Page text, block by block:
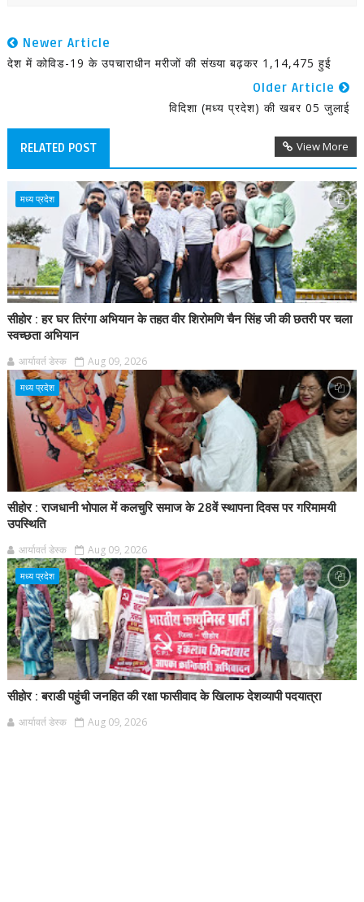
Newer Article
देश में कोविड-19 के उपचाराधीन मरीजों की संख्या बढ़कर 1,14,475 हुई
Older Article
विदिशा (मध्य प्रदेश) की खबर 05 जुलाई
RELATED POST View More
मध्य प्रदेश
सीहोर : हर घर तिरंगा अभियान के तहत वीर शिरोमणि चैन सिंह जी की छतरी पर चला
स्वच्छता अभियान
आर्यावर्त डेस्क Aug 09, 2026
मध्य प्रदेश
सीहोर : राजधानी भोपाल में कलचुरि समाज के 28वें स्थापना दिवस पर गरिमामयी
उपस्थिति
आर्यावर्त डेस्क Aug 09, 2026
मध्य प्रदेश
सीहोर : बराडी पहुंची जनहित की रक्षा फासीवाद के खिलाफ देशव्यापी पदयात्रा
आर्यावर्त डेस्क Aug 09, 2026